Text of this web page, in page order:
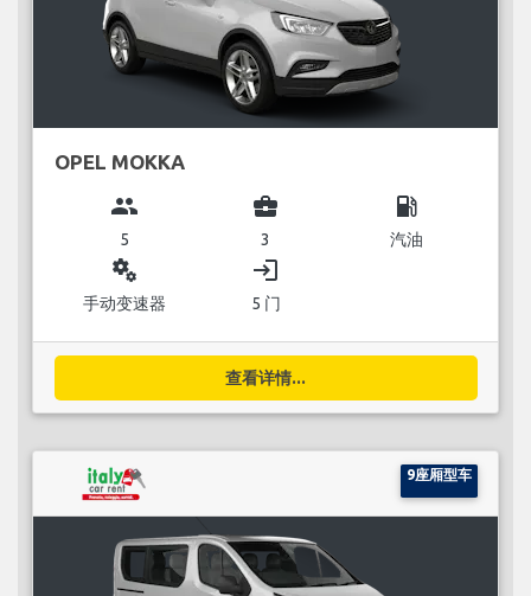
OPEL MOKKA
group
5
business_center
3
local_gas_station
汽油
miscellaneous_services
手动变速器
login
5 门
查看详情...
9座厢型车